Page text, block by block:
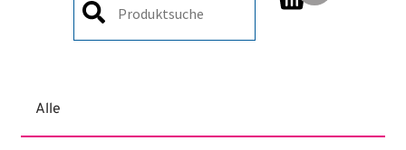
Alle